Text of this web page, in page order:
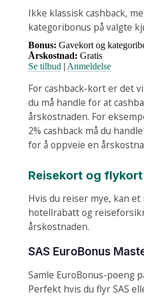
Ikke klassisk cashback,
kategoribonus på valgte
Bonus: Gavekort og
Årskostnad: Gratis
Se tilbud | Anmeldelse
For cashback-kort er det
du må handle for at
årskostnaden. For
2% cashback må du
for å oppveie en
Reisekort og flykort
Hvis du reiser mye, kan
hotellrabatt og
årskostnaden.
SAS EuroBonus
Samle EuroBonus-poeng
Perfekt hvis du flyr SAS